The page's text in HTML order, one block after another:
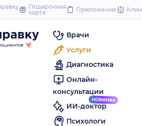
to
Закрыть
Подарочная
карта
Приложение
Врачи
Услуги
Диагностика
Онлайн-
консультации
ИИ-доктор
Психологи